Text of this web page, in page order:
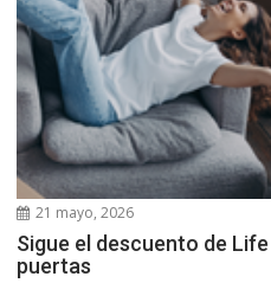
21 mayo, 2026
Sigue el descuento de
puertas